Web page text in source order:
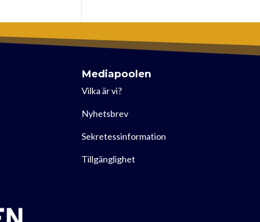
Mediapoolen
Vilka är vi?
Nyhetsbrev
Sekretessinformation
Tillgänglighet